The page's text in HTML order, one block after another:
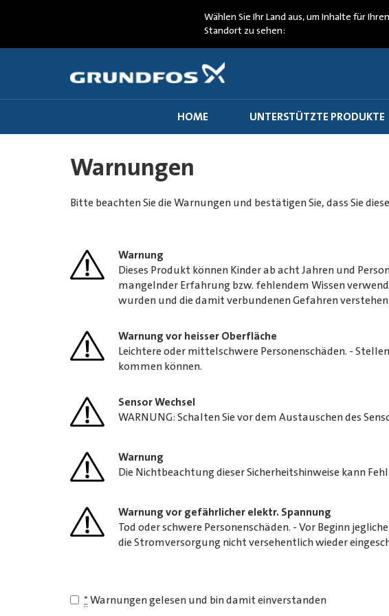
Wählen Sie Ihr Land aus, um Inhalte für Ihren
Standort zu sehen:
HOME UNTERSTÜTZTE PRODUKTE
Warnungen
Bitte beachten Sie die Warnungen und bestätigen Sie, dass Sie
Warnung
Dieses Produkt können Kinder ab acht Jahren und
mangelnder Erfahrung bzw. fehlendem Wissen
wurden und die damit verbundenen Gefahren verstehen.
Warnung vor heisser Oberfläche
Leichtere oder mittelschwere Personenschäden. -
kommen können.
Sensor Wechsel
WARNUNG: Schalten Sie vor dem Austauschen des
Warnung
Die Nichtbeachtung dieser Sicherheitshinweise kann
Warnung vor gefährlicher elektr. Spannung
Tod oder schwere Personenschäden. - Vor Beginn
die Stromversorgung nicht versehentlich wieder
* Warnungen gelesen und bin damit einverstanden